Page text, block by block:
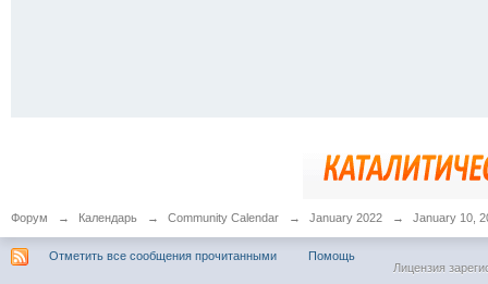
Форум → Календарь → Community Calendar → January 2022 → January 10,
Отметить все сообщения прочитанными
Помощь
Лицензия